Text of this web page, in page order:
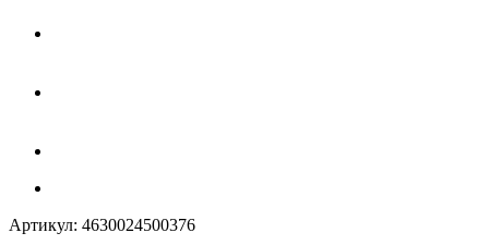
Артикул: 4630024500376